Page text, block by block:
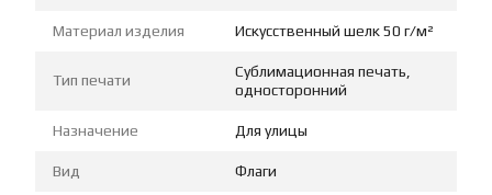
Материал изделия Искусственный шелк 50 г/м²
Тип печати
Сублимационная печать,
односторонний
Назначение Для улицы
Вид Флаги